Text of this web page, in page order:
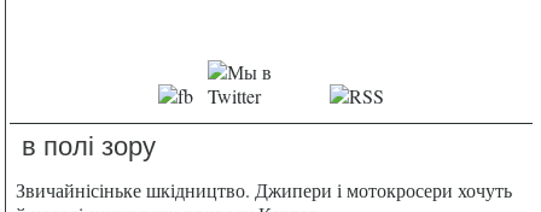
в полі зору
Звичайнісіньке шкідництво. Джипери і мотокросери хочуть